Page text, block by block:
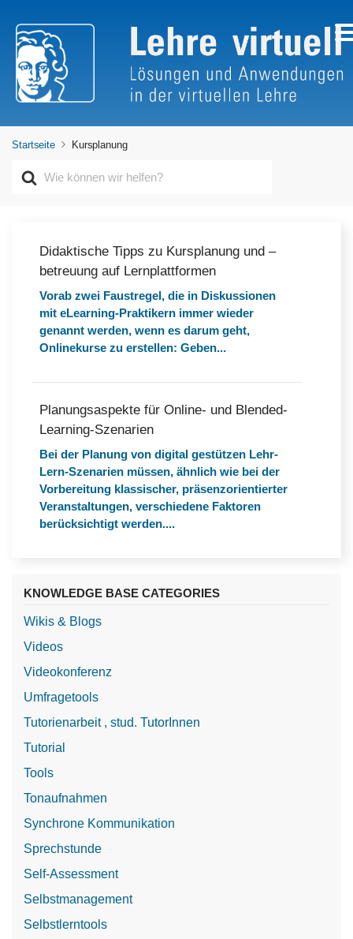
Startseite Kursplanung
Didaktische Tipps zu Kursplanung und –
betreuung auf Lernplattformen
Vorab zwei Faustregel, die in Diskussionen
mit eLearning-Praktikern immer wieder
genannt werden, wenn es darum geht,
Onlinekurse zu erstellen: Geben...
Planungsaspekte für Online- und Blended-
Learning-Szenarien
Bei der Planung von digital gestützen Lehr-
Lern-Szenarien müssen, ähnlich wie bei der
Vorbereitung klassischer, präsenzorientierter
Veranstaltungen, verschiedene Faktoren
berücksichtigt werden....
KNOWLEDGE BASE CATEGORIES
Wikis & Blogs
Videos
Videokonferenz
Umfragetools
Tutorienarbeit , stud. TutorInnen
Tutorial
Tools
Tonaufnahmen
Synchrone Kommunikation
Sprechstunde
Self-Assessment
Selbstmanagement
Selbstlerntools